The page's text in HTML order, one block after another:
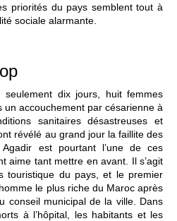
priorités du pays semblent tout à
sociale alarmante.
dix jours, huit femmes
accouchement par césarienne à
sanitaires désastreuses et
révélé au grand jour la faillite des
est pourtant l’une de ces
aime tant mettre en avant. Il s’agit
touristique du pays, et le premier
le plus riche du Maroc après
conseil municipal de la ville. Dans
à l’hôpital, les habitants et les